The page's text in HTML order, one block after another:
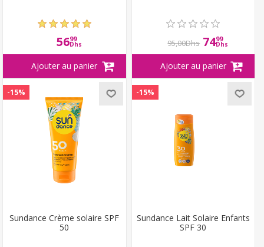
5699
Dhs 95,00Dhs 7499
Dhs
-15%
Sundance Crème solaire SPF
50
-15%
Sundance Lait Solaire Enfants
SPF 30